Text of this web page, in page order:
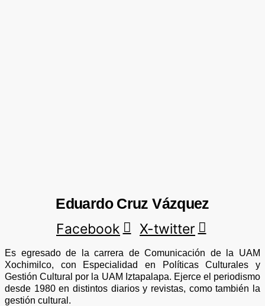
Eduardo Cruz Vázquez
Facebook
X-twitter
Es egresado de la carrera de Comunicación de la UAM
Xochimilco, con Especialidad en Políticas Culturales y
Gestión Cultural por la UAM Iztapalapa. Ejerce el periodismo
desde 1980 en distintos diarios y revistas, como también la
gestión cultural.